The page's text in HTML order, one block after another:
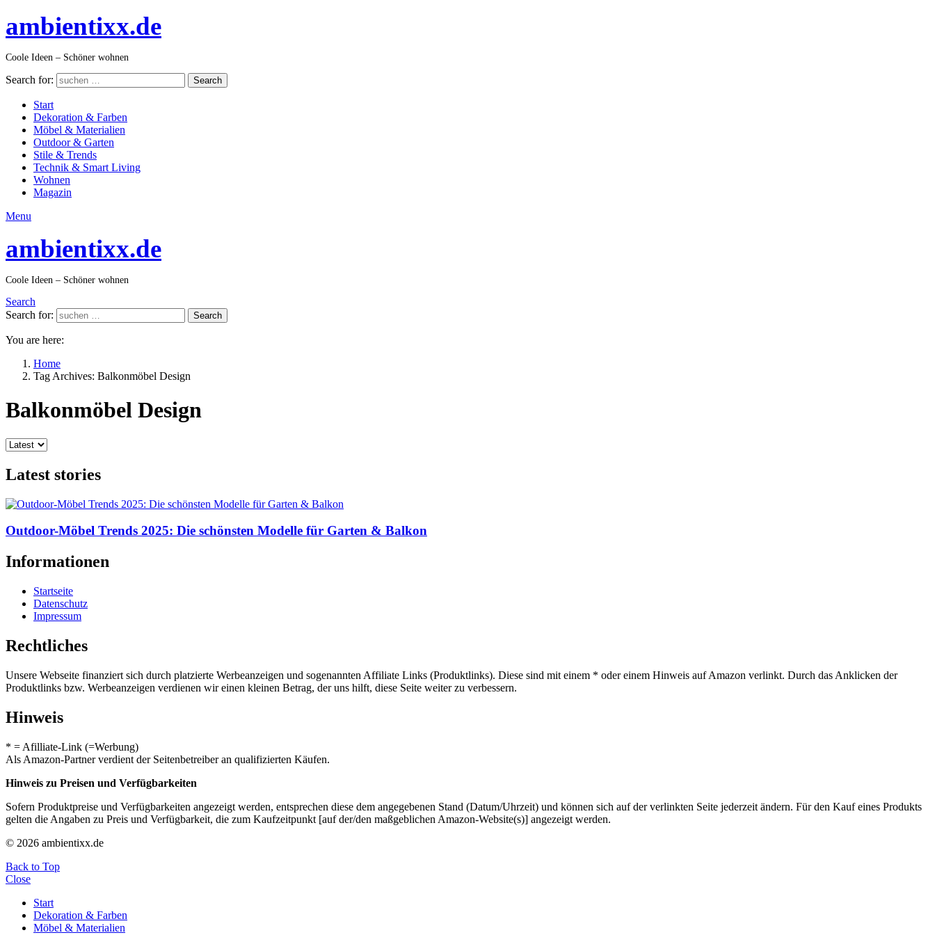
ambientixx.de
Coole Ideen – Schöner wohnen
Search for: Search
Start
Dekoration & Farben
Möbel & Materialien
Outdoor & Garten
Stile & Trends
Technik & Smart Living
Wohnen
Magazin
Menu
ambientixx.de
Coole Ideen – Schöner wohnen
Search
Search for:
Search
You are here:
Home
Tag Archives: Balkonmöbel Design
Balkonmöbel Design
Latest stories
Outdoor-Möbel Trends 2025: Die schönsten Modelle für Garten & Balkon
Informationen
Startseite
Datenschutz
Impressum
Rechtliches
Unsere Webseite finanziert sich durch platzierte Werbeanzeigen und sogenannten Affiliate Links (Produktlinks). Diese sind mit einem * oder einem Hinweis auf Amazon verlinkt. Durch das Anklicken der
Produktlinks bzw. Werbeanzeigen verdienen wir einen kleinen Betrag, der uns hilft, diese Seite weiter zu verbessern.
Hinweis
* = Afilliate-Link (=Werbung)
Als Amazon-Partner verdient der Seitenbetreiber an qualifizierten Käufen.
Hinweis zu Preisen und Verfügbarkeiten
Sofern Produktpreise und Verfügbarkeiten angezeigt werden, entsprechen diese dem angegebenen Stand (Datum/Uhrzeit) und können sich auf der verlinkten Seite jederzeit ändern. Für den Kauf eines Produkts
gelten die Angaben zu Preis und Verfügbarkeit, die zum Kaufzeitpunkt [auf der/den maßgeblichen Amazon-Website(s)] angezeigt werden.
© 2026 ambientixx.de
Back to Top
Close
Start
Dekoration & Farben
Möbel & Materialien